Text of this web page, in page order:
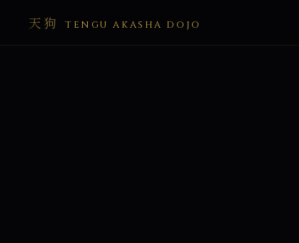
天狗 TENGU AKASHA DOJO